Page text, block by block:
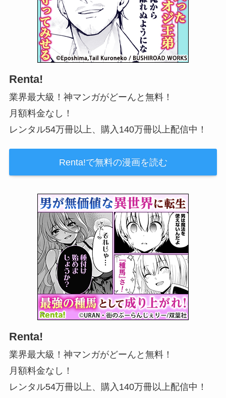
Renta!
業界最大級！神マンガがどーんと無料！
月額料金なし！
レンタル54万冊以上、購入140万冊以上配信中！
Renta!で無料の漫画を読む
Renta!
業界最大級！神マンガがどーんと無料！
月額料金なし！
レンタル54万冊以上、購入140万冊以上配信中！